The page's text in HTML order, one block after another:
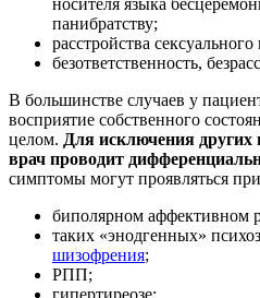
носителя языка
панибратству;
расстройства
безответственность,
В большинстве случаев у
восприятие собственного
целом. Для исключения других
врач проводит
симптомы могут проявляться
биполярном аффективном
таких «энодгенных»
шизофрения;
РПП;